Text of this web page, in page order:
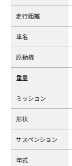
⾛⾏距離
⾞名
原動機
重量
ミッション
形状
サスペンション
年式